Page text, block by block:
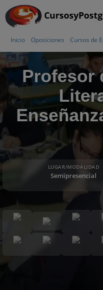
Inicio Oposiciones Cursos de
Profesor
LUGAR/MODALIDAD
Semipresencial